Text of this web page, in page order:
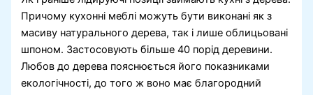
Причому кухонні меблі можуть бути виконані як з
масиву натурального дерева, так і лише облицьовані
шпоном. Застосовують більше 40 порід деревини.
Любов до дерева пояснюється його показниками
екологічності, до того ж воно має благородний